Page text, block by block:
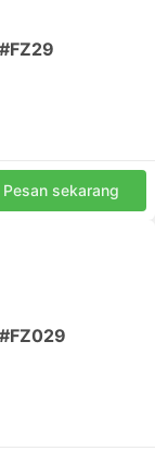
Pesan sekarang